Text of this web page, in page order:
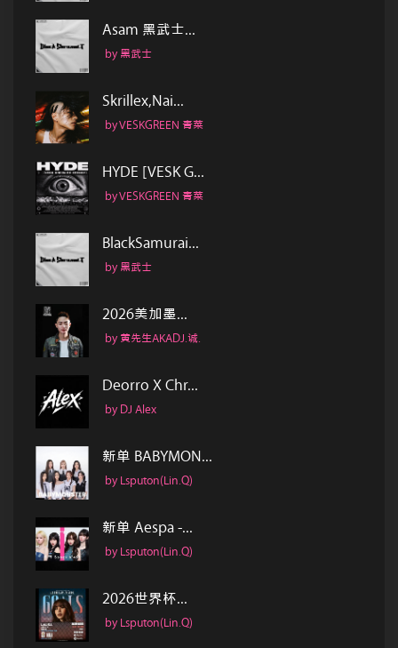
Asam 黑武士...
by 黑武士
Skrillex,Nai...
by VESKGREEN 青菜
HYDE [VESK G...
by VESKGREEN 青菜
BlackSamurai...
by 黑武士
2026美加墨...
by 黄先生AKADJ.诚.
Deorro X Chr...
by DJ Alex
新单 BABYMON...
by Lsputon(Lin.Q)
新单 Aespa -...
by Lsputon(Lin.Q)
2026世界杯...
by Lsputon(Lin.Q)